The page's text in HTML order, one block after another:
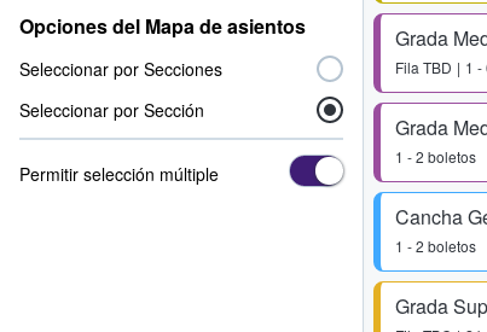
Grada
Fila TBD 1 -
Grada
1 - 2 boletos
Cancha
1 - 2 boletos
Grada
Opciones del Mapa de asientos
Seleccionar por Secciones
Seleccionar por Sección
Permitir selección múltiple